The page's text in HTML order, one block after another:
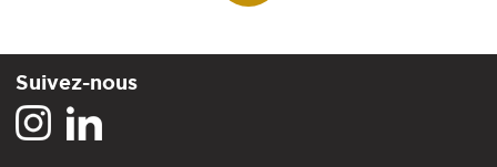
Suivez-nous